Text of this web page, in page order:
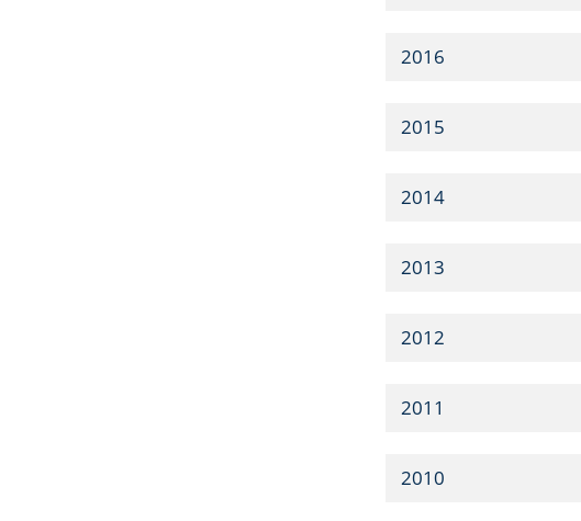
2016
2015
2014
2013
2012
2011
2010